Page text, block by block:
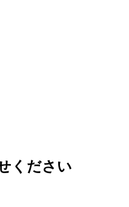
ください